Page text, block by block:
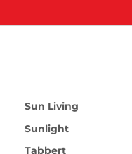
Sun Living
Sunlight
Tabbert